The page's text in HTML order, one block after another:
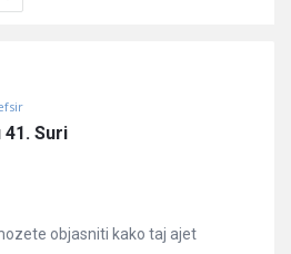
Suri
objasniti kako taj ajet